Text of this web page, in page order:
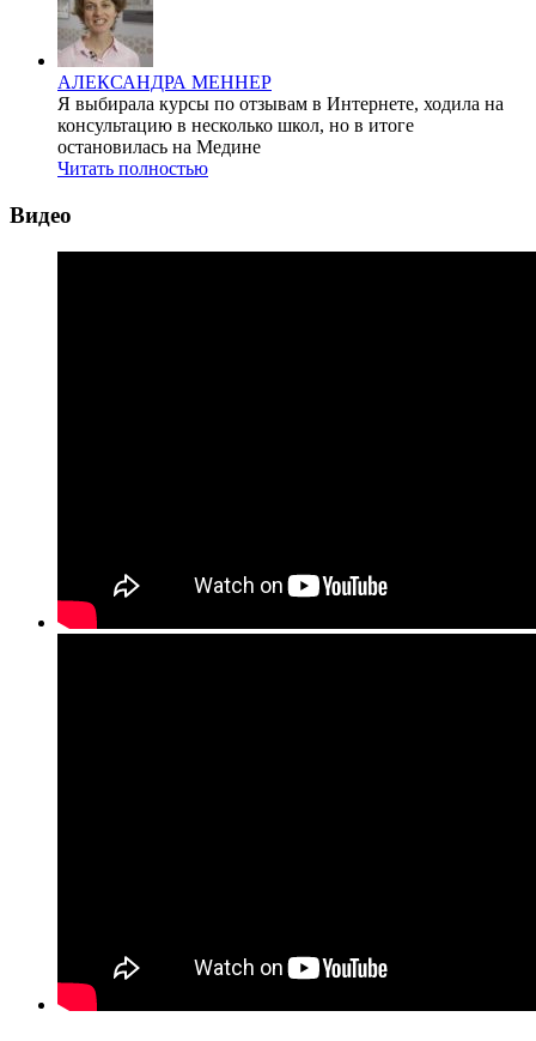
АЛЕКСАНДРА МЕННЕР
Я выбирала курсы по отзывам в Интернете, ходила на
консультацию в несколько школ, но в итоге
остановилась на Медине
Читать полностью
Видео